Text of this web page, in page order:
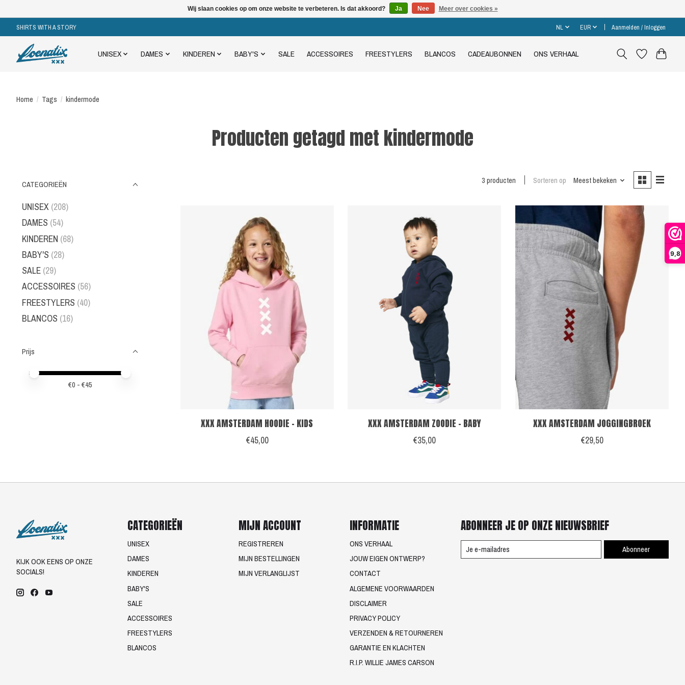
9,8
SHIRTS WITH A STORY NL EUR Aanmelden / Inloggen
UNISEX DAMES KINDEREN BABY'S SALE ACCESSOIRES FREESTYLERS BLANCOS CADEAUBONNEN ONS VERHAAL
Home / Tags / kindermode
Producten getagd met kindermode
CATEGORIEËN
UNISEX (208)
DAMES (54)
KINDEREN (68)
BABY'S (28)
SALE (29)
ACCESSOIRES (56)
FREESTYLERS (40)
BLANCOS (16)
Prijs
Minimale prijswaarde
Price maximum value
€0 - €45
3 producten Sorteren op Meest bekeken
XXX AMSTERDAM HOODIE - KIDS
€45,00
XXX AMSTERDAM ZOODIE - BABY
€35,00
XXX AMSTERDAM JOGGINGBROEK
€29,50
KIJK OOK EENS OP ONZE
SOCIALS!
CATEGORIEËN
UNISEX
DAMES
KINDEREN
BABY'S
SALE
ACCESSOIRES
FREESTYLERS
BLANCOS
MIJN ACCOUNT
REGISTREREN
MIJN BESTELLINGEN
MIJN VERLANGLIJST
INFORMATIE
ONS VERHAAL
JOUW EIGEN ONTWERP?
CONTACT
ALGEMENE VOORWAARDEN
DISCLAIMER
PRIVACY POLICY
VERZENDEN & RETOURNEREN
GARANTIE EN KLACHTEN
R.I.P. WILLIE JAMES CARSON
ABONNEER JE OP ONZE NIEUWSBRIEF
Abonneer
Wij slaan cookies op om onze website te verbeteren. Is dat akkoord? Ja Nee Meer over cookies »